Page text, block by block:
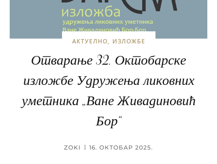
АКТУЕЛНО ИЗЛОЖБЕ
Отварање 32. Октобарске
изложбе Удружења ликовних
уметника „Ване Живадиновић
Бор“
ZOKI 16. ОКТОБАР 2025.